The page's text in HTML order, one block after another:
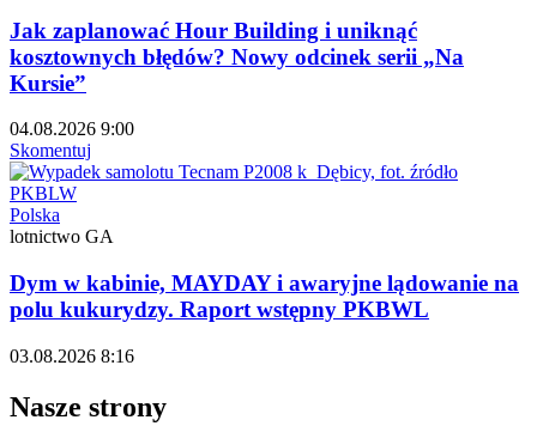
Jak zaplanować Hour Building i uniknąć
kosztownych błędów? Nowy odcinek serii „Na
Kursie”
04.08.2026 9:00
Skomentuj
Polska
lotnictwo GA
Dym w kabinie, MAYDAY i awaryjne lądowanie na
polu kukurydzy. Raport wstępny PKBWL
03.08.2026 8:16
Nasze strony